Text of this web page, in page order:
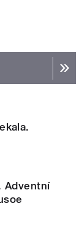
Adventní